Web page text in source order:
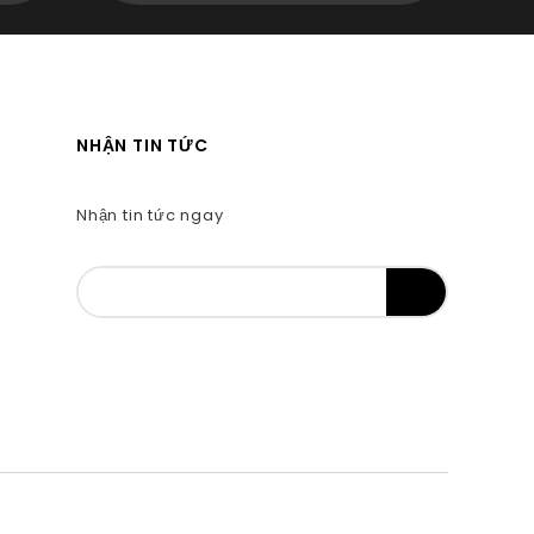
NHẬN TIN TỨC
Nhận tin tức ngay